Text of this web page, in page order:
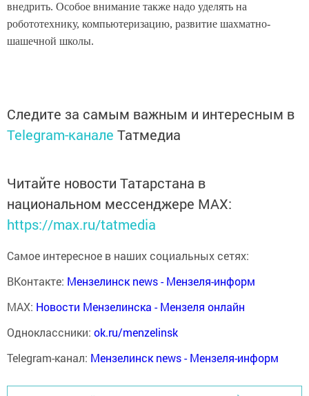
внедрить. Особое внимание также надо уделять на
робототехнику, компьютеризацию, развитие шахматно-
шашечной школы.
Следите за самым важным и интересным в
Telegram-канале Татмедиа
Читайте новости Татарстана в
национальном мессенджере MАХ:
https://max.ru/tatmedia
Самое интересное в наших социальных сетях:
ВКонтакте: Мензелинск news - Мензеля-информ
MAX: Новости Мензелинска - Мензеля онлайн
Одноклассники: ok.ru/menzelinsk
Telegram-канал: Мензелинск news - Мензеля-информ